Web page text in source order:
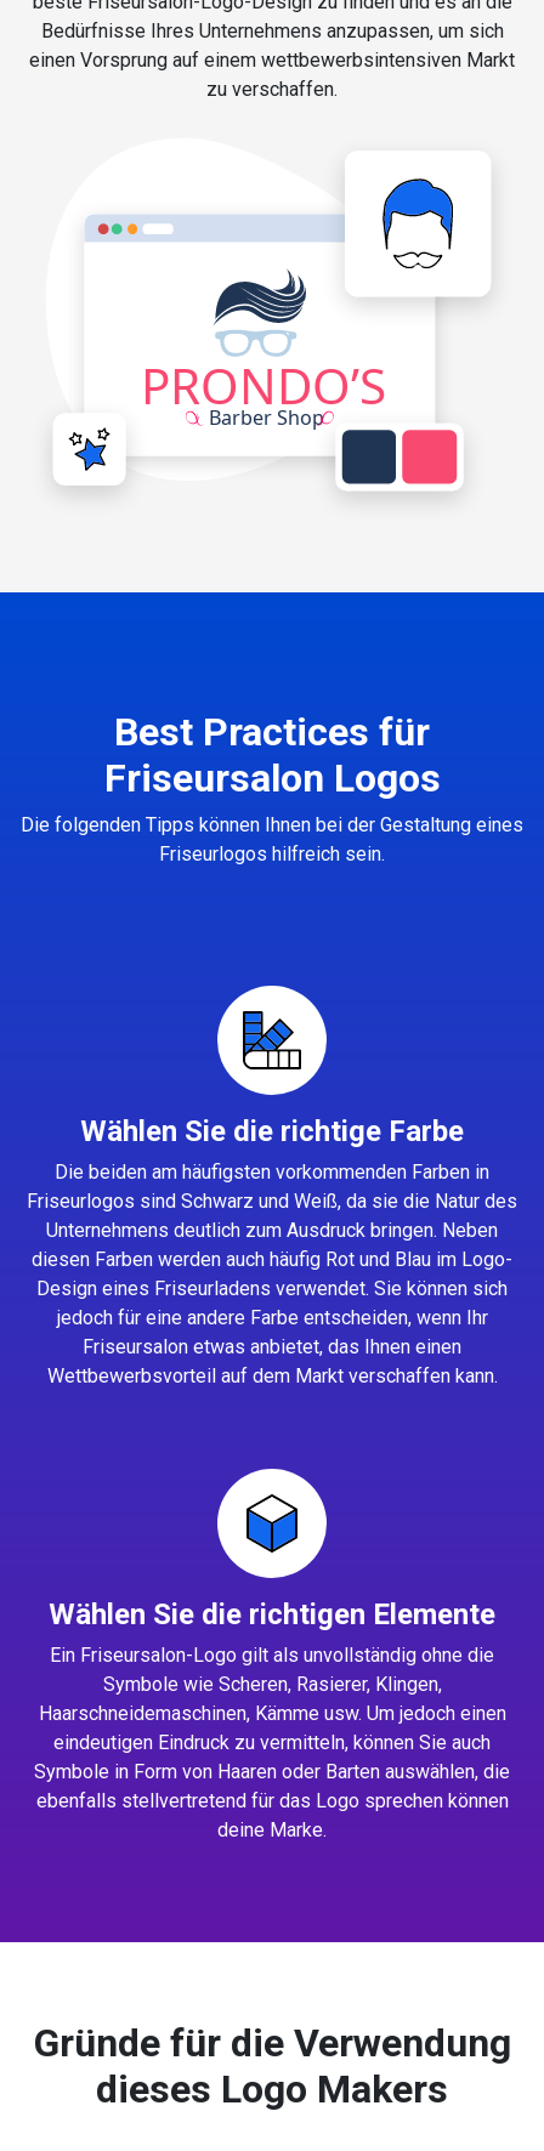
Bedürfnisse Ihres Unternehmens anzupassen, um sich
einen Vorsprung auf einem wettbewerbsintensiven Markt
zu verschaffen.
Best Practices für
Friseursalon Logos
Die folgenden Tipps können Ihnen bei der Gestaltung eines
Friseurlogos hilfreich sein.
Wählen Sie die richtige Farbe
Die beiden am häufigsten vorkommenden Farben in
Friseurlogos sind Schwarz und Weiß, da sie die Natur des
Unternehmens deutlich zum Ausdruck bringen. Neben
diesen Farben werden auch häufig Rot und Blau im Logo-
Design eines Friseurladens verwendet. Sie können sich
jedoch für eine andere Farbe entscheiden, wenn Ihr
Friseursalon etwas anbietet, das Ihnen einen
Wettbewerbsvorteil auf dem Markt verschaffen kann.
Wählen Sie die richtigen Elemente
Ein Friseursalon-Logo gilt als unvollständig ohne die
Symbole wie Scheren, Rasierer, Klingen,
Haarschneidemaschinen, Kämme usw. Um jedoch einen
eindeutigen Eindruck zu vermitteln, können Sie auch
Symbole in Form von Haaren oder Barten auswählen, die
ebenfalls stellvertretend für das Logo sprechen können
deine Marke.
Gründe für die Verwendung
dieses Logo Makers